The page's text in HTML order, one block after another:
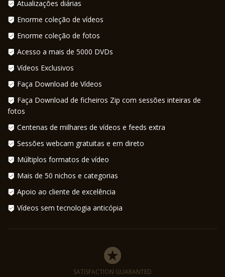
Atualizações diárias
Enorme coleção de vídeos
Enorme coleção de fotos
Acesso a mais de 5000 DVDs
Vídeos Exclusivos
Faça Download de Vídeos
Faça Download de ficheiros Zip com sessões inteiras de
fotos
Centenas de milhares de vídeos e feeds extra
Sessões webcam gratuitas e em direto
Múltiplos formatos de vídeo
Mais de 50 nichos e categorias
Apoio ao cliente de excelência
Vídeos sem tecnologia anticópia
SATISFACTION GUARANTED